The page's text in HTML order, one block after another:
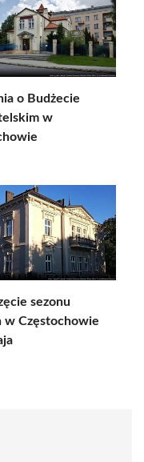
o Budżecie
w
sezonu
w Częstochowie